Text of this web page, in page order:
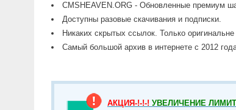
CMSHEAVEN.ORG - Обновленные премиум
Доступны разовые скачивания и подписки.
Никаких скрытых ссылок. Только
Самый большой архив в интернете с 2012
АКЦИЯ-!-!-! УВЕЛИЧЕНИЕ